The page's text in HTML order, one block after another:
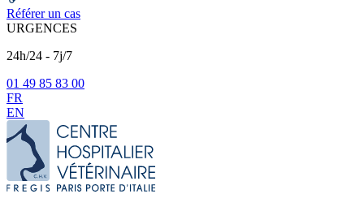
Référer un cas
URGENCES
24h/24 - 7j/7
01 49 85 83 00
FR
EN